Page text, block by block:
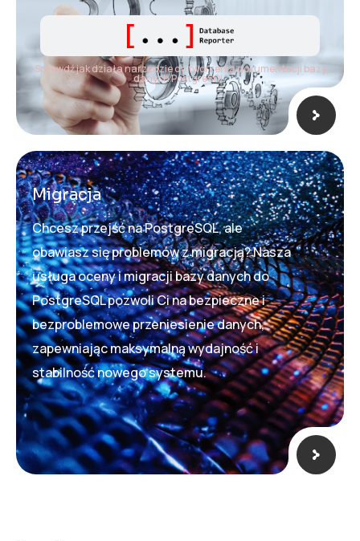
Sprawdź jak działa narzędzie do tworzenia dokumentacji bazy
danych PostgreSQL.
Migracja
Chcesz przejść na PostgreSQL, ale
obawiasz się problemów z migracją? Nasza
usługa oceny i migracji bazy danych do
PostgreSQL pozwoli Ci na bezpieczne i
bezproblemowe przeniesienie danych,
zapewniając maksymalną wydajność i
stabilność nowego systemu.